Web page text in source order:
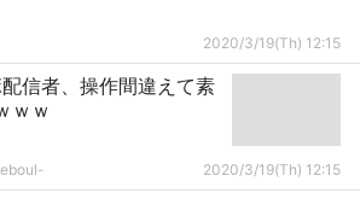
2020/3/19(Th) 12:15
配信者、操作間違えて素
ｗｗ
2020/3/19(Th) 12:15